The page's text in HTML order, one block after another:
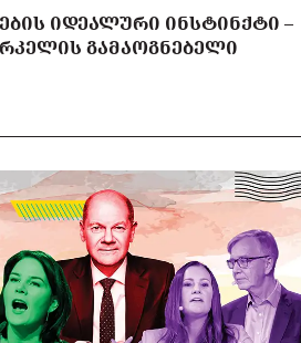
ᲘᲓᲔᲐᲚᲣᲠᲘ ᲘᲜᲡᲢᲘᲜᲥᲢᲘ –
ᲒᲐᲛᲐᲝᲒᲜᲔᲑᲔᲚᲘ